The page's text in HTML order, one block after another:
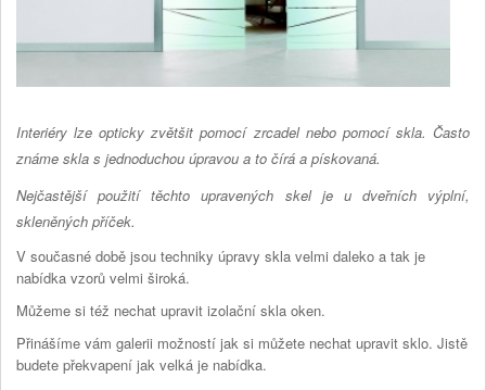
Interiéry lze opticky zvětšit pomocí zrcadel nebo pomocí skla. Často
známe skla s jednoduchou úpravou a to čírá a pískovaná.
Nejčastější použití těchto upravených skel je u dveřních výplní,
skleněných příček.
V současné době jsou techniky úpravy skla velmi daleko a tak je
nabídka vzorů velmi široká.
Můžeme si též nechat upravit izolační skla oken.
Přinášíme vám galerii možností jak si můžete nechat upravit sklo. Jistě
budete překvapení jak velká je nabídka.